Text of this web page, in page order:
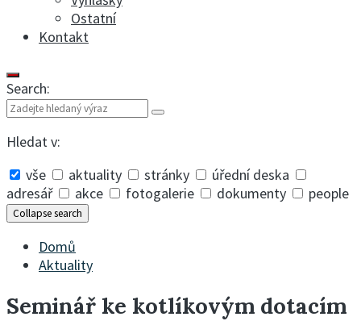
Ostatní
Kontakt
Search:
Hledat v:
vše
aktuality stránky
úřední deska
adresář
akce fotogalerie dokumenty people
Collapse search
Domů
Aktuality
Seminář ke kotlíkovým dotacím